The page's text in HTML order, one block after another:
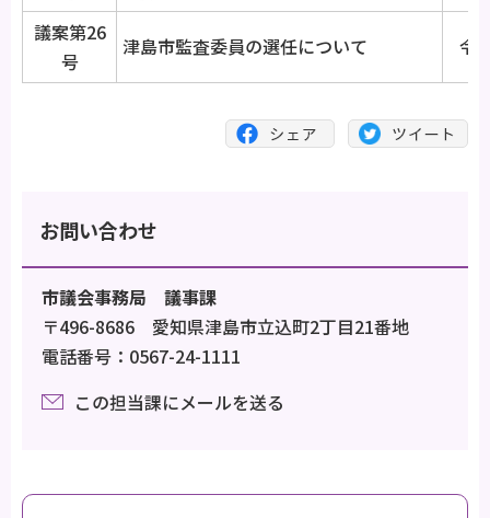
議案第26
号
津島市監査委員の選任について 令
お問い合わせ
市議会事務局 議事課
〒496-8686 愛知県津島市立込町2丁目21番地
電話番号：0567-24-1111
この担当課にメールを送る